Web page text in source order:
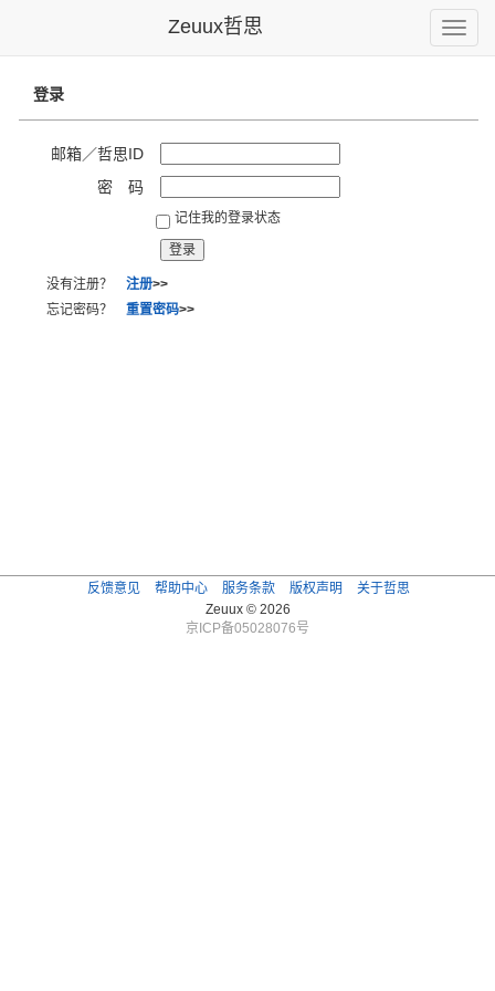
Toggle
Zeuux哲思
登录
邮箱／哲思ID
密 码
记住我的登录状态
没有注册？ 注册>>
忘记密码？ 重置密码>>
反馈意见 帮助中心 服务条款 版权声明
关于哲思
Zeuux © 2026
京ICP备05028076号